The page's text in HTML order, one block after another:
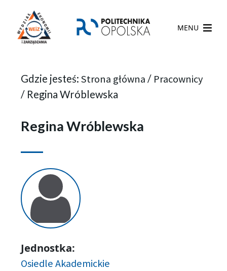
MENU
Gdzie jesteś: Strona główna / Pracownicy
/ Regina Wróblewska
Regina Wróblewska
Jednostka:
Osiedle Akademickie